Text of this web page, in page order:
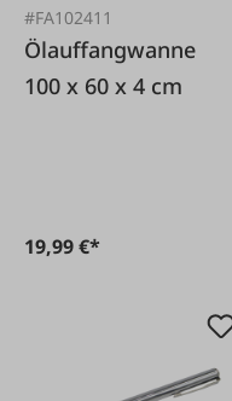
#FA102411
Ölauffangwanne
100 x 60 x 4 cm
19,99 €*